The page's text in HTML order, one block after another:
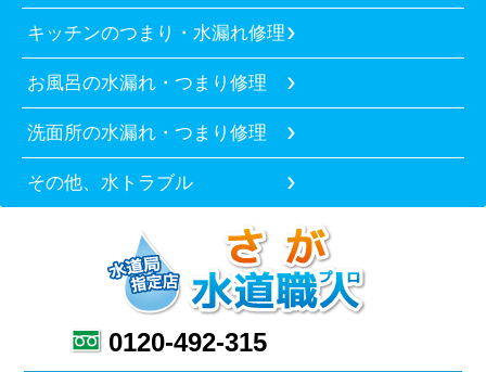
キッチンのつまり・水漏れ修理
お風呂の水漏れ・つまり修理
洗面所の水漏れ・つまり修理
その他、水トラブル
0120-492-315